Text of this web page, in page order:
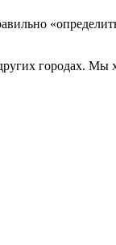
городах. Мы